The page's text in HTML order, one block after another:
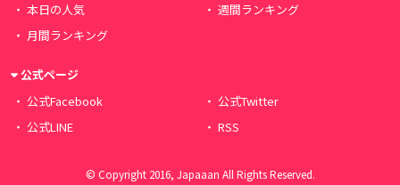
本日の人気
週間ランキング
月間ランキング
公式ページ
公式Facebook
公式Twitter
公式LINE
RSS
© Copyright 2016, Japaaan All Rights Reserved.